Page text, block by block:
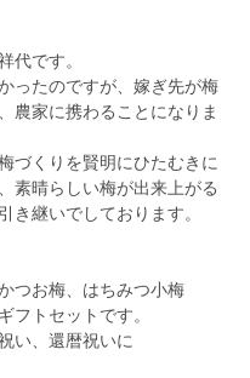
代です。
ったのですが、嫁ぎ先が梅
農家に携わることになりま
づくりを賢明にひたむきに
素晴らしい梅が出来上がる
き継いでしております。
つお梅、はちみつ小梅
フトセットです。
い、還暦祝いに